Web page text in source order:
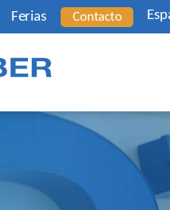
Ferias Contacto